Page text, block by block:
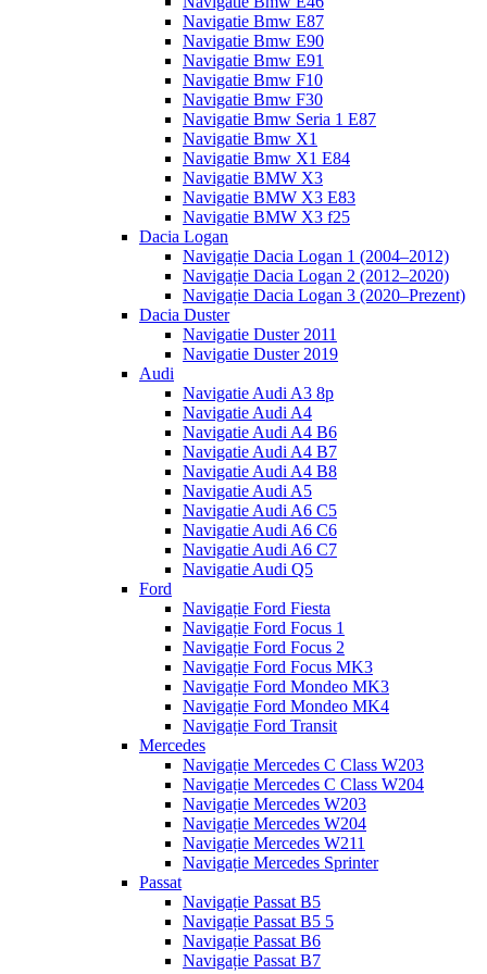
Navigatie Bmw E87
Navigatie Bmw E90
Navigatie Bmw E91
Navigatie Bmw F10
Navigatie Bmw F30
Navigatie Bmw Seria 1 E87
Navigatie Bmw X1
Navigatie Bmw X1 E84
Navigatie BMW X3
Navigatie BMW X3 E83
Navigatie BMW X3 f25
Dacia Logan
Navigație Dacia Logan 1 (2004–2012)
Navigație Dacia Logan 2 (2012–2020)
Navigație Dacia Logan 3 (2020–Prezent)
Dacia Duster
Navigatie Duster 2011
Navigatie Duster 2019
Audi
Navigatie Audi A3 8p
Navigatie Audi A4
Navigatie Audi A4 B6
Navigatie Audi A4 B7
Navigatie Audi A4 B8
Navigatie Audi A5
Navigatie Audi A6 C5
Navigatie Audi A6 C6
Navigatie Audi A6 C7
Navigatie Audi Q5
Ford
Navigație Ford Fiesta
Navigație Ford Focus 1
Navigație Ford Focus 2
Navigație Ford Focus MK3
Navigație Ford Mondeo MK3
Navigație Ford Mondeo MK4
Navigație Ford Transit
Mercedes
Navigație Mercedes C Class W203
Navigație Mercedes C Class W204
Navigație Mercedes W203
Navigație Mercedes W204
Navigație Mercedes W211
Navigație Mercedes Sprinter
Passat
Navigație Passat B5
Navigație Passat B5 5
Navigație Passat B6
Navigație Passat B7